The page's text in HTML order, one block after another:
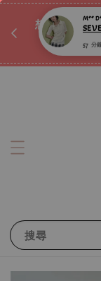
想訂製屬於
搜尋
57 分